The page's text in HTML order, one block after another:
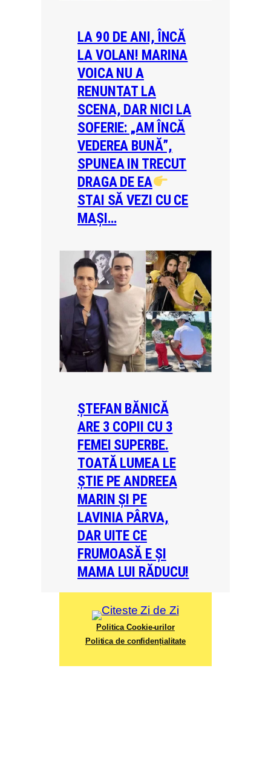
LA 90 DE ANI, ÎNCĂ
LA VOLAN! MARINA
VOICA NU A
RENUNTAT LA
SCENA, DAR NICI LA
SOFERIE: „AM ÎNCĂ
VEDEREA BUNĂ”,
SPUNEA IN TRECUT
DRAGA DE EA
STAI SĂ VEZI CU CE
MAȘI…
ȘTEFAN BĂNICĂ
ARE 3 COPII CU 3
FEMEI SUPERBE.
TOATĂ LUMEA LE
ȘTIE PE ANDREEA
MARIN ȘI PE
LAVINIA PÂRVA,
DAR UITE CE
FRUMOASĂ E ȘI
MAMA LUI RĂDUCU!
Politica Cookie-urilor
Politica de confidențialitate